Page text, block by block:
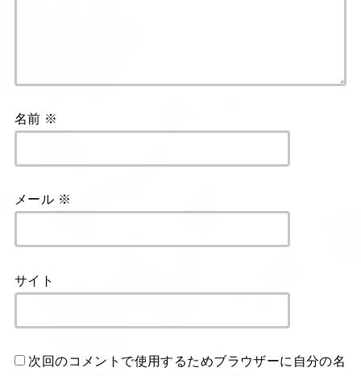
名前 ※
メール ※
サイト
次回のコメントで使用するためブラウザーに自分の名